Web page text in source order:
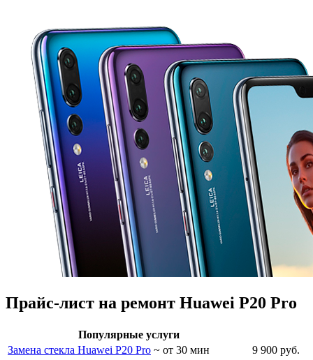
Прайс-лист на ремонт Huawei P20 Pro
Популярные услуги
Замена стекла Huawei P20 Pro ~ от 30 мин
9 900 руб.